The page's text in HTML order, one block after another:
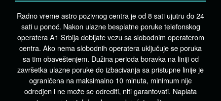
Radno vreme astro pozivnog centra je od 8 sati ujutru do 24
sati u ponoć. Nakon ulazne besplatne poruke telefonskog
operatera A1 Srbija dobijate vezu sa slobodnim operaterom
centra. Ako nema slobodnih operatera uključuje se poruka
sa tim obaveštenjem. Dužina perioda boravka na liniji od
završetka ulazne poruke do izbacivanja sa pristupne linije je
ograničena na maksimalno 10 minuta, minimum nije
odredjen i ne može se odrediti, niti garantovati. Naplata